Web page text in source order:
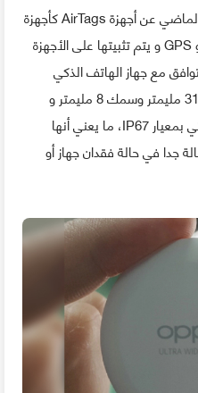
و كانت آبل مثلا قد كشفت الثلاثاء الماضي عن أجهزة AirTags كأجهزة
تتبع صغيرة تعمل بتقنية البلوتوث و GPS و يتم تثبيتها على الأجهزة
مع جهاز الهاتف الذكي
آيفون، و هي دائرية الشكل بقطر 31.9 مليمتر وسمك 8 مليمتر و
ستأتي بوزن 11 جراما، كما أنها ستأتي بمعيار IP67، ما يعني أنها
جدا في حالة فقدان جهاز أو